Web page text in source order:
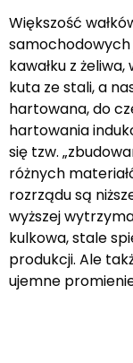
Większość
kawałku z
kuta ze stali, a
hartowana, do
hartowania
się tzw.
różnych
rozrządu są
wyższej
kulkowa, stale
produkcji. Ale
ujemne